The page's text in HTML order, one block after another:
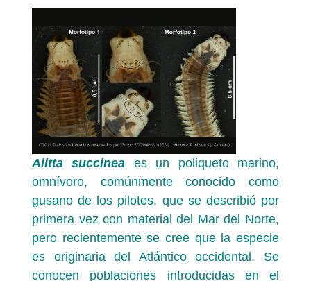
Alitta succinea
es un poliqueto marino,
omnívoro, comúnmente conocido como
gusano de los pilotes, que se describió por
primera vez con material del Mar del Norte,
pero recientemente se cree que la especie
es originaria del Atlántico occidental. Se
conocen poblaciones introducidas en el